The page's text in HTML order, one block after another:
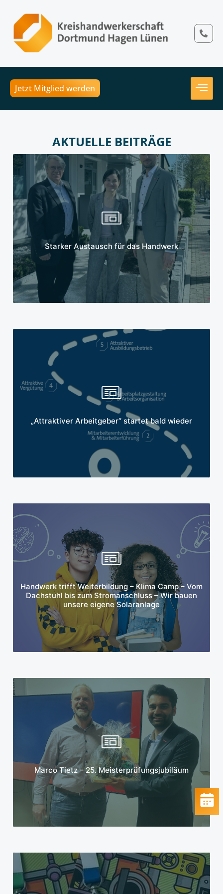
Jetzt Mitglied werden
AKTUELLE BEITRÄGE
Starker Austausch für das Handwerk
Mehr erfahren
„Attraktiver Arbeitgeber“ startet bald wieder
Mehr erfahren
Handwerk trifft Weiterbildung – Klima Camp – Vom
Dachstuhl bis zum Stromanschluss – Wir bauen
unsere eigene Solaranlage
Mehr erfahren
Marco Tietz – 25. Meisterprüfungsjubiläum
Mehr erfahren